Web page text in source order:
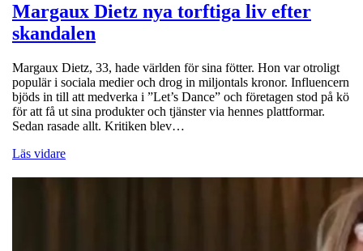
Margaux Dietz nya torftiga liv efter
skandalen
Margaux Dietz, 33, hade världen för sina fötter. Hon var otroligt
populär i sociala medier och drog in miljontals kronor. Influencern
bjöds in till att medverka i ”Let’s Dance” och företagen stod på kö
för att få ut sina produkter och tjänster via hennes plattformar.
Sedan rasade allt. Kritiken blev…
Läs vidare